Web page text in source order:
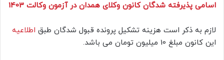
اسامی پذیرفته شدگان کانون وکلای همدان در آزمون وکالت 1403
لازم به ذکر است هزینه تشکیل پرونده قبول شدگان طبق اطلاعیه
این کانون مبلغ 10 میلیون تومان می باشد.